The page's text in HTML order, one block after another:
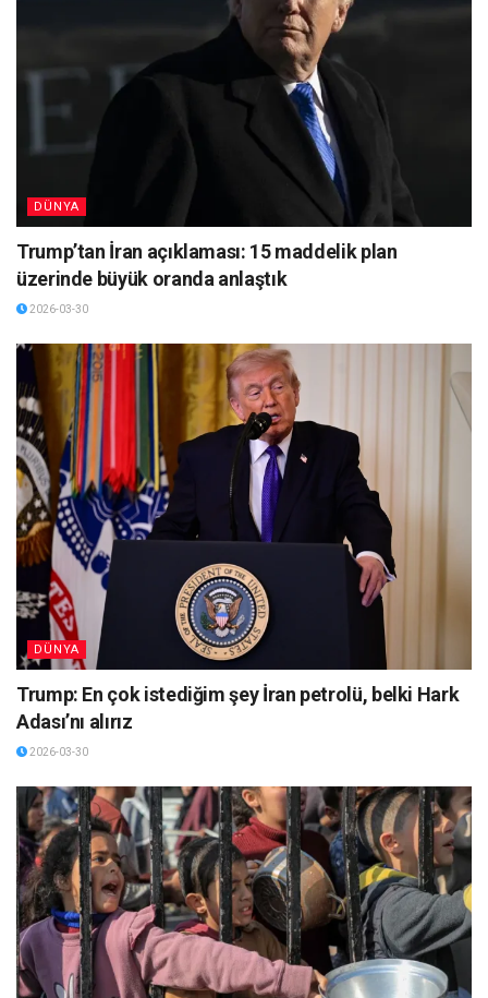
DÜNYA
Trump’tan İran açıklaması: 15 maddelik plan
üzerinde büyük oranda anlaştık
2026-03-30
DÜNYA
Trump: En çok istediğim şey İran petrolü, belki Hark
Adası’nı alırız
2026-03-30